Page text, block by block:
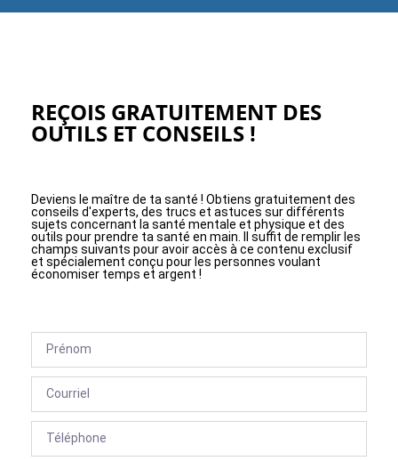
REÇOIS GRATUITEMENT DES
OUTILS ET CONSEILS !
Deviens le maître de ta santé ! Obtiens gratuitement des
conseils d'experts, des trucs et astuces sur différents
sujets concernant la santé mentale et physique et des
outils pour prendre ta santé en main. Il suffit de remplir les
champs suivants pour avoir accès à ce contenu exclusif
et spécialement conçu pour les personnes voulant
économiser temps et argent !